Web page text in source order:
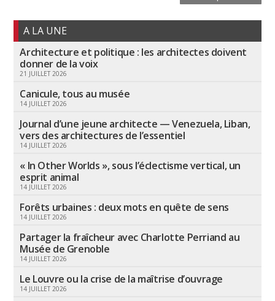
A LA UNE
Architecture et politique : les architectes doivent
donner de la voix
21 JUILLET 2026
Canicule, tous au musée
14 JUILLET 2026
Journal d’une jeune architecte — Venezuela, Liban,
vers des architectures de l’essentiel
14 JUILLET 2026
« In Other Worlds », sous l’éclectisme vertical, un
esprit animal
14 JUILLET 2026
Forêts urbaines : deux mots en quête de sens
14 JUILLET 2026
Partager la fraîcheur avec Charlotte Perriand au
Musée de Grenoble
14 JUILLET 2026
Le Louvre ou la crise de la maîtrise d’ouvrage
14 JUILLET 2026